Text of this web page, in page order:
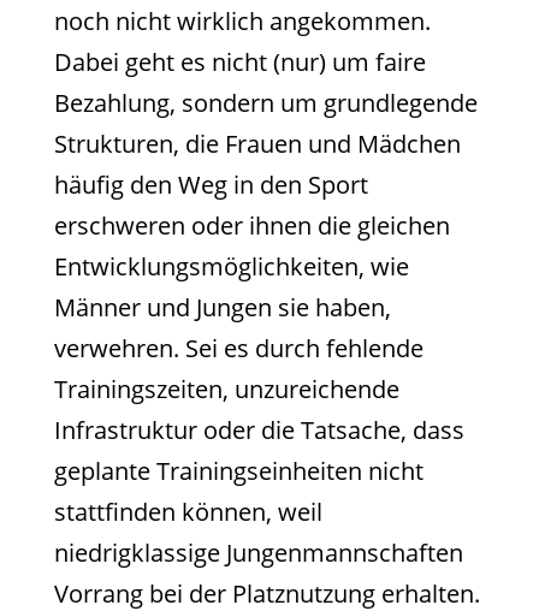
noch nicht wirklich angekommen.
Dabei geht es nicht (nur) um faire
Bezahlung, sondern um grundlegende
Strukturen, die Frauen und Mädchen
häufig den Weg in den Sport
erschweren oder ihnen die gleichen
Entwicklungsmöglichkeiten, wie
Männer und Jungen sie haben,
verwehren. Sei es durch fehlende
Trainingszeiten, unzureichende
Infrastruktur oder die Tatsache, dass
geplante Trainingseinheiten nicht
stattfinden können, weil
niedrigklassige Jungenmannschaften
Vorrang bei der Platznutzung erhalten.